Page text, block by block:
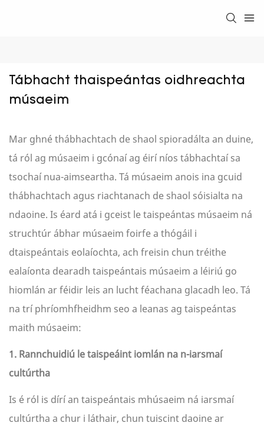
Tábhacht thaispeántas oidhreachta
músaeim
Mar ghné thábhachtach de shaol spioradálta an duine,
tá ról ag músaeim i gcónaí ag éirí níos tábhachtaí sa
tsochaí nua-aimseartha. Tá músaeim anois ina gcuid
thábhachtach agus riachtanach de shaol sóisialta na
ndaoine. Is éard atá i gceist le taispeántas músaeim ná
struchtúr ábhar músaeim foirfe a thógáil i
dtaispeántais eolaíochta, ach freisin chun tréithe
ealaíonta dearadh taispeántais músaeim a léiriú go
hiomlán ar féidir leis an lucht féachana glacadh leo. Tá
na trí phríomhfheidhm seo a leanas ag taispeántas
maith músaeim:
1. Rannchuidiú le taispeáint iomlán na n-iarsmaí
cultúrtha
Is é ról is dírí an taispeántais mhúsaeim ná iarsmaí
cultúrtha a chur i láthair, chun tuiscint daoine ar